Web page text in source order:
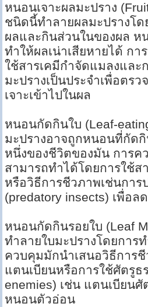
หนอนเจาะผลมะปราง
ชนิดนี้ทำลายผลมะปรางโด
ผลและกินส่วนในของผล ห
ทำให้ผลเน่าเสียหายได้ กา
ใช้สารเคมีกำจัดแมลงและ
มะปรางเป็นประจำเพื่อตร
เจาะเข้าไปในผล
หนอนกัดกินใบ (Leaf-
มะปรางอาจถูกหนอนที่กัดกิ
หนึ่งของชีวิตของมัน การ
สามารถทำได้โดยการใช้ส
หรือวิธีการชีวภาพเช่นการ
(predatory insects) เพื่อ
หนอนกัดกินรอยใบ (Leaf
ทำลายใบมะปรางโดยการ
ควบคุมมักนำเสนอวิธีการ
แตนเบียนหรือการใช้ศัตรูธ
enemies) เช่น แตนเบียน
หนอนตัวอ่อน